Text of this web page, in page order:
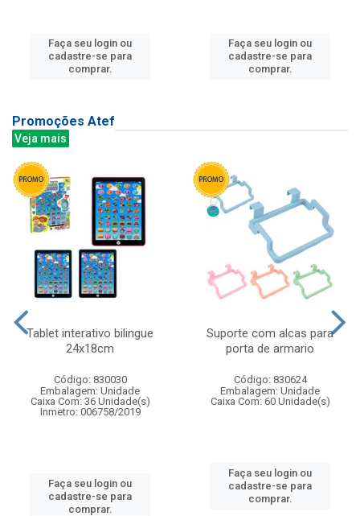
Faça seu login ou
cadastre-se para
comprar.
Faça seu login ou
cadastre-se para
comprar.
Promoções Atef
Veja mais
Tablet interativo bilingue
24x18cm
Código: 830030
Embalagem: Unidade
Caixa Com: 36 Unidade(s)
Inmetro: 006758/2019
Faça seu login ou
cadastre-se para
comprar.
Suporte com alcas para
porta de armario
Código: 830624
Embalagem: Unidade
Caixa Com: 60 Unidade(s)
Faça seu login ou
cadastre-se para
comprar.